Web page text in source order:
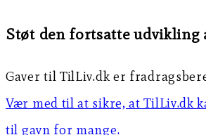
Støt den fortsatte udvikling
Gaver til TilLiv.dk er
Vær med til at sikre, at TilLiv.dk
til gavn for mange.